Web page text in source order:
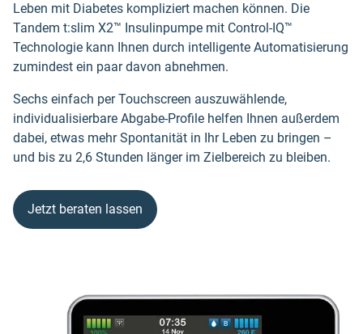
Leben mit Diabetes kompliziert machen können. Die
Tandem t:slim X2™ Insulinpumpe mit Control-IQ™
Technologie kann Ihnen durch intelligente Automatisierung
zumindest ein paar davon abnehmen.
Sechs einfach per Touchscreen auszuwählende,
individualisierbare Abgabe-Profile helfen Ihnen außerdem
dabei, etwas mehr Spontanität in Ihr Leben zu bringen –
und bis zu 2,6 Stunden länger im Zielbereich zu bleiben.
Jetzt beraten lassen